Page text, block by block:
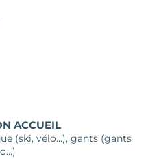
ACCUEIL
(ski, vélo...), gants (gants